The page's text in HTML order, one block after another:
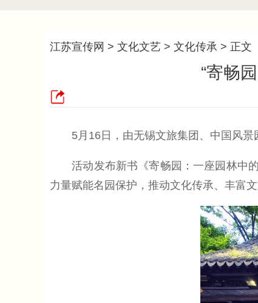
江苏宣传网 > 文化文艺 > 文化传承 > 正文
“寄畅
5月16日，由无锡文旅集团、中国风景园
活动发布新书《寄畅园：一座园林中的
力量赋能名园保护，推动文化传承、丰富